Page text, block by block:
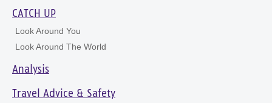
CATCH UP
Look Around You
Look Around The World
Analysis
Travel Advice & Safety